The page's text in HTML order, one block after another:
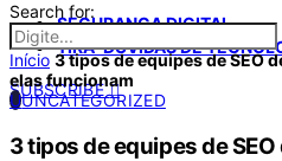
SEGURANÇA DIGITAL
TIRA-DÚVIDAS DE
SUBSCRIBE
Search for:
Início 3 tipos de equipes de SEO
elas funcionam
UUNCATEGORIZED
3 tipos de equipes de